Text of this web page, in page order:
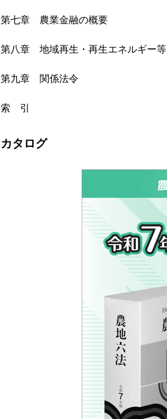
第七章 農業金融の概要
第八章 地域再生・再生エネルギー等
第九章 関係法令
索 引
カタログ